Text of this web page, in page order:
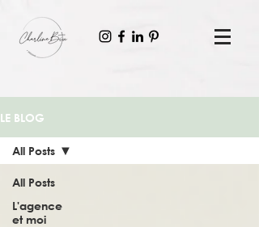
LE BLOG
All Posts
L'agence
et moi
All Posts